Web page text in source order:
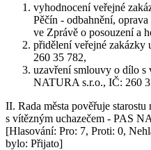
vyhodnocení veřejné
Pěčín - odbahnění,
ve Zprávě o posouzení a
přidělení veřejné
260 35 782,
uzavření smlouvy o dílo s
NATURA s.r.o., IČ: 260
II. Rada města pověřuje
s vítězným uchazečem - PAS
[Hlasování: Pro: 7, Proti: 0,
bylo: Přijato]